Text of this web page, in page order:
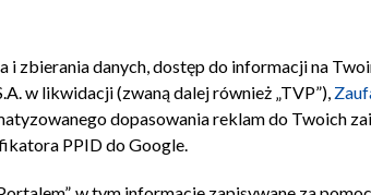
reklamy Kontakt
zbierania danych, dostęp do informacji na
w likwidacji (zwaną dalej również „TVP”),
dopasowania reklam do Twoich
PPID do Google.